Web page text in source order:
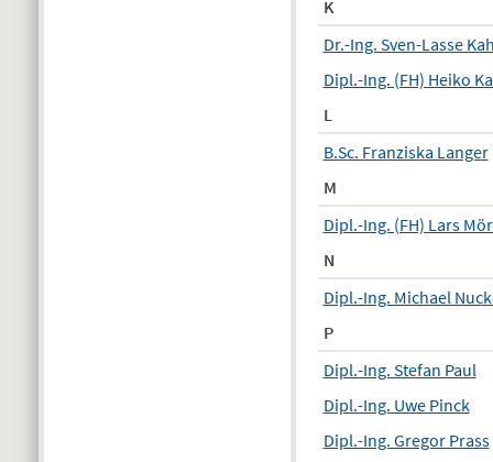
K
Dr.-Ing. Sven-Lasse
Dipl.-Ing. (FH) Heiko
L
B.Sc. Franziska Langer
M
Dipl.-Ing. (FH) Lars
N
Dipl.-Ing. Michael
P
Dipl.-Ing. Stefan Paul
Dipl.-Ing. Uwe Pinck
Dipl.-Ing. Gregor Prass